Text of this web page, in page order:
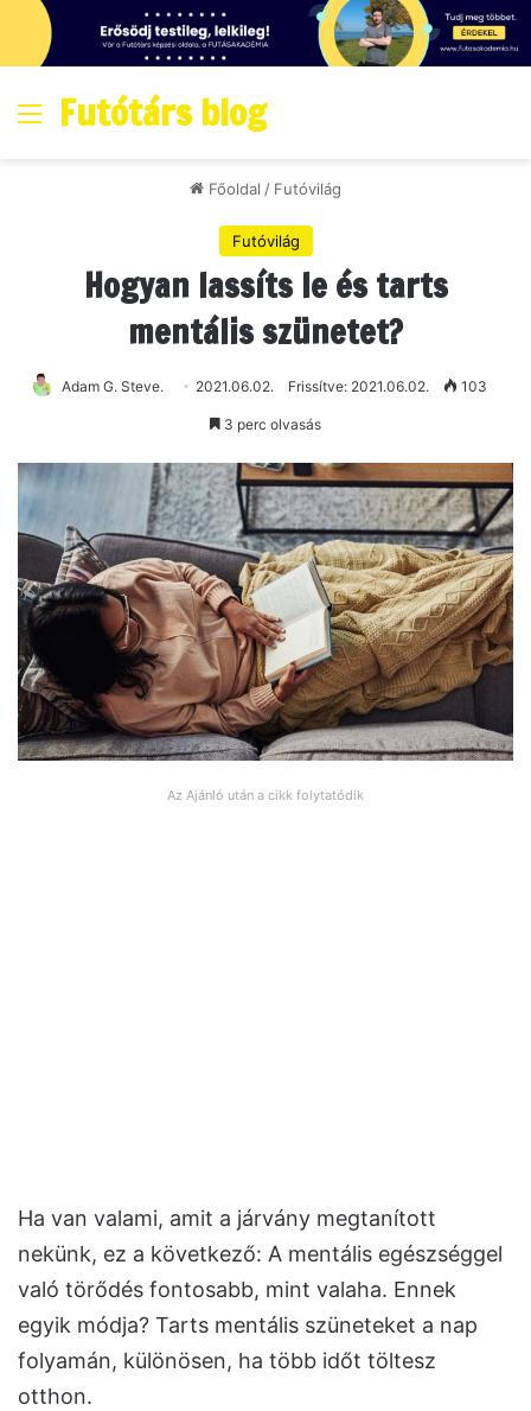
Menő
Futótárs blog
Főoldal / Futóvilág
Futóvilág
Hogyan lassíts le és tarts
mentális szünetet?
Adam G. Steve. 2021.06.02. Frissítve: 2021.06.02. 103
3 perc olvasás
Az Ajánló után a cikk folytatódik
Ha van valami, amit a járvány megtanított
nekünk, ez a következő: A mentális egészséggel
való törődés fontosabb, mint valaha. Ennek
egyik módja? Tarts mentális szüneteket a nap
folyamán, különösen, ha több időt töltesz
otthon.